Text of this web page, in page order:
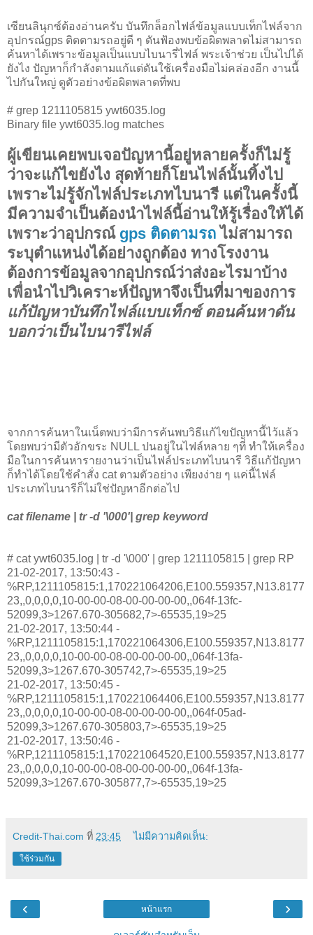
เซียนลินุกซ์ต้องอ่านครับ บันทึกล็อกไฟล์ข้อมูลแบบเท็กไฟล์จาก
อุปกรณ์gps ติดตามรถอยู่ดี ๆ ดันฟ้องพบข้อผิดพลาดไม่สามารถ
ค้นหาได้เพราะข้อมูลเป็นแบบไบนารี่ไฟล์ พระเจ้าช่วย เป็นไปได้
ยังไง ปัญหาก็กำลังตามแก้แต่ดันใช้เครื่องมือไม่คล่องอีก งานนี้
ไปกันใหญ่ ดูตัวอย่างข้อผิดพลาดที่พบ
# grep 1211105815 ywt6035.log
Binary file ywt6035.log matches
ผู้เขียนเคยพบเจอปัญหานี้อยู่หลายครั้งก็ไม่รู้
ว่าจะแก้ไขยังไง สุดท้ายก็โยนไฟล์นั้นทิ้งไป
เพราะไม่รู้จักไฟล์ประเภทไบนารี แต่ในครั้งนี้
มีความจำเป็นต้องนำไฟล์นี้อ่านให้รู้เรื่องให้ได้
เพราะว่าอุปกรณ์ gps ติดตามรถ ไม่สามารถ
ระบุตำแหน่งได้อย่างถูกต้อง ทางโรงงาน
ต้องการข้อมูลจากอุปกรณ์ว่าส่งอะไรมาบ้าง
เพื่อนำไปวิเคราะห์ปัญหาจึงเป็นที่มาของการ
แก้ปัญหาบันทึกไฟล์แบบเท็กซ์ ตอนค้นหาดัน
บอกว่าเป็นไบนารีไฟล์
จากการค้นหาในเน็ตพบว่ามีการค้นพบวิธีแก้ไขปัญหานี้ไว้แล้ว
โดยพบว่ามีตัวอักขระ NULL ปนอยู่ในไฟล์หลาย ๆที่ ทำให้เครื่อง
มือในการค้นหารายงานว่าเป็นไฟล์ประเภทไบนารี วิธีแก้ปัญหา
ก็ทำได้โดยใช้คำสั่ง cat ตามตัวอย่าง เพียงง่าย ๆ แค่นี้ไฟล์
ประเภทไบนารีก็ไม่ใช่ปัญหาอีกต่อไป
cat filename | tr -d '\000'| grep keyword
# cat ywt6035.log | tr -d '\000' | grep 1211105815 | grep RP
21-02-2017, 13:50:43 -
%RP,1211105815:1,170221064206,E100.559357,N13.8177
23,,0,0,0,0,10-00-00-08-00-00-00-00,,064f-13fc-
52099,3>1267.670-305682,7>-65535,19>25
21-02-2017, 13:50:44 -
%RP,1211105815:1,170221064306,E100.559357,N13.8177
23,,0,0,0,0,10-00-00-08-00-00-00-00,,064f-13fa-
52099,3>1267.670-305742,7>-65535,19>25
21-02-2017, 13:50:45 -
%RP,1211105815:1,170221064406,E100.559357,N13.8177
23,,0,0,0,0,10-00-00-08-00-00-00-00,,064f-05ad-
52099,3>1267.670-305803,7>-65535,19>25
21-02-2017, 13:50:46 -
%RP,1211105815:1,170221064520,E100.559357,N13.8177
23,,0,0,0,0,10-00-00-08-00-00-00-00,,064f-13fa-
52099,3>1267.670-305877,7>-65535,19>25
Credit-Thai.com ที่ 23:45 ไม่มีความคิดเห็น:
ใช้ร่วมกัน
‹ ›
หน้าแรก